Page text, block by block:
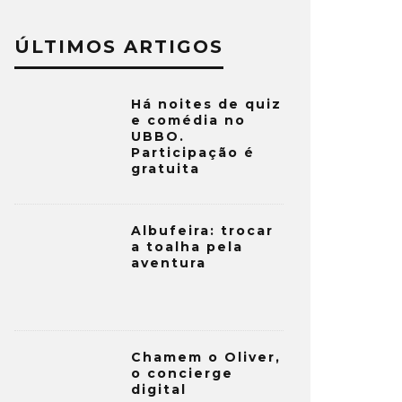
ÚLTIMOS ARTIGOS
Há noites de quiz
e comédia no
UBBO.
Participação é
gratuita
Albufeira: trocar
a toalha pela
aventura
Chamem o Oliver,
o concierge
digital